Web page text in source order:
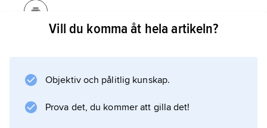
Föraren är fastklämd. En ambulans och två
brandbilar kommer till platsen. Det första
personalen gör är att försöka rädda förarens
Vill du komma åt hela artikeln?
Objektiv och pålitlig kunskap.
Prova det, du kommer att gilla det!